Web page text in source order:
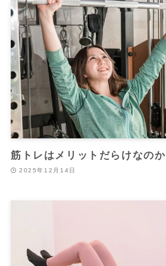
筋トレはメリットだらけなのか
2025年12月14日